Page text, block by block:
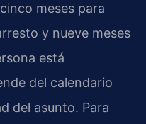
meses para
y nueve meses
está
del calendario
del asunto. Para